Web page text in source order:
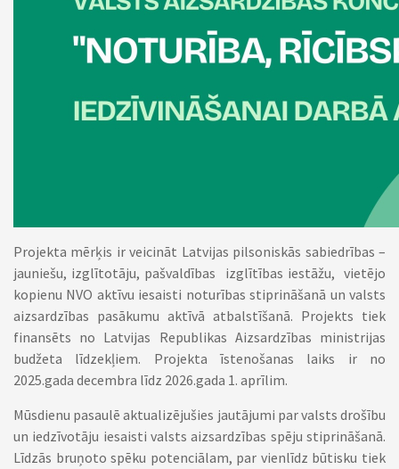
Projekta mērķis ir veicināt Latvijas pilsoniskās sabiedrības –
jauniešu, izglītotāju, pašvaldības izglītības iestāžu, vietējo
kopienu NVO aktīvu iesaisti noturības stiprināšanā un valsts
aizsardzības pasākumu aktīvā atbalstīšanā. Projekts tiek
finansēts no Latvijas Republikas Aizsardzības ministrijas
budžeta līdzekļiem. Projekta īstenošanas laiks ir no
2025.gada decembra līdz 2026.gada 1. aprīlim.
Mūsdienu pasaulē aktualizējušies jautājumi par valsts drošību
un iedzīvotāju iesaisti valsts aizsardzības spēju stiprināšanā.
Līdzās bruņoto spēku potenciālam, par vienlīdz būtisku tiek